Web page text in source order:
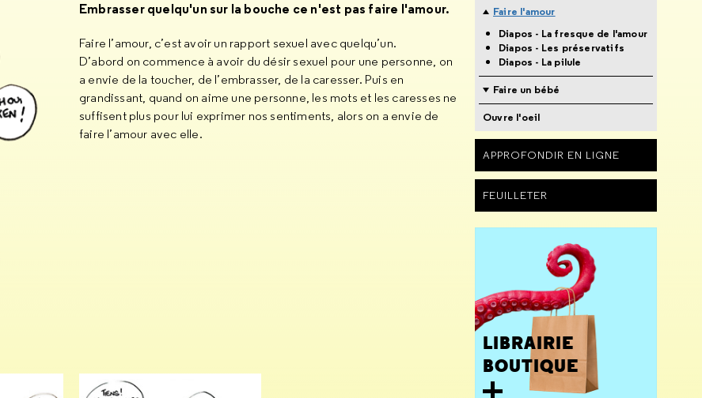
Embrasser quelqu'un sur la bouche ce n'est pas faire l'amour.
Faire l’amour, c’est avoir un rapport sexuel avec quelqu’un.
D’abord on commence à avoir du désir sexuel pour une personne, on
a envie de la toucher, de l’embrasser, de la caresser. Puis en
grandissant, quand on aime une personne, les mots et les caresses ne
suffisent plus pour lui exprimer nos sentiments, alors on a envie de
faire l’amour avec elle.
Faire l'amour
Diapos - La fresque de l'amour
Diapos - Les préservatifs
Diapos - La pilule
Faire un bébé
Ouvre l'oeil
APPROFONDIR EN LIGNE
FEUILLETER
LIBRAIRIE
BOUTIQUE